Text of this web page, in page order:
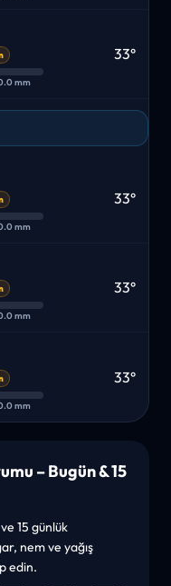
mm
33°
mm
33°
mm
33°
mm
33°
– Bugün & 15
15 günlük
nem ve yağış
edin.